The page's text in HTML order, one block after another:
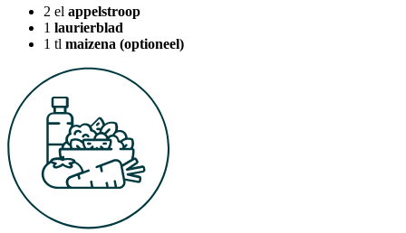
2 el appelstroop
1 laurierblad
1 tl maizena (optioneel)